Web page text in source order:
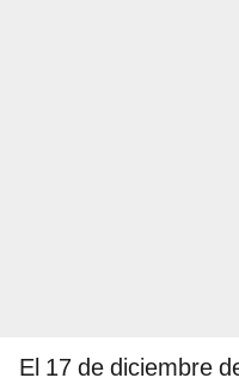
El 17 de diciembre